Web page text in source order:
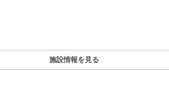
施設情報を見る